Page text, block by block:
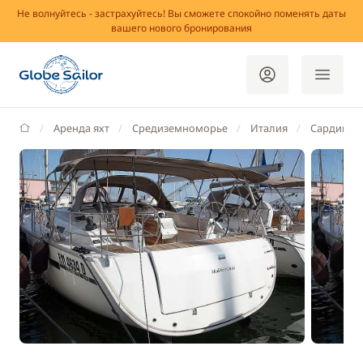
Не волнуйтесь - застрахуйтесь! Вы сможете спокойно поменять даты
вашего нового бронирования
GlobeSailor
Аренда яхт Средиземноморье Италия Сардиния